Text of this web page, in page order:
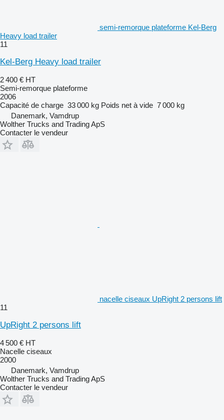
semi-remorque plateforme Kel-Berg
Heavy load trailer
11
Kel-Berg Heavy load trailer
2 400 € HT
Semi-remorque plateforme
2006
Capacité de charge 33 000 kg Poids net à vide 7 000 kg
Danemark, Vamdrup
Wolther Trucks and Trading ApS
Contacter le vendeur
nacelle ciseaux UpRight 2 persons lift
11
UpRight 2 persons lift
4 500 € HT
Nacelle ciseaux
2000
Danemark, Vamdrup
Wolther Trucks and Trading ApS
Contacter le vendeur